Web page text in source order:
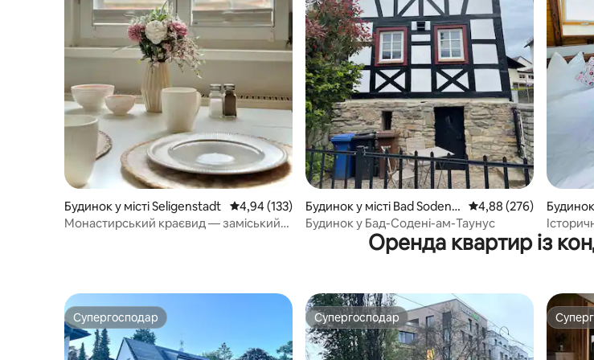
Будинок у місті Seligenstadt Середня оцінка: 4,94 з 5, відгуки: 133
4,94 (133)
Монастирський краєвид — заміський
Будинок у місті Bad Soden a
m Taunus
Середня оцінка: 4,88 з
4,88 (276)
Будинок у Бад-Содені-ам-Таунус
110 кв.
Оренда квартир із
Супергосподар
Супергосподар Супергосподар
Супергосподар